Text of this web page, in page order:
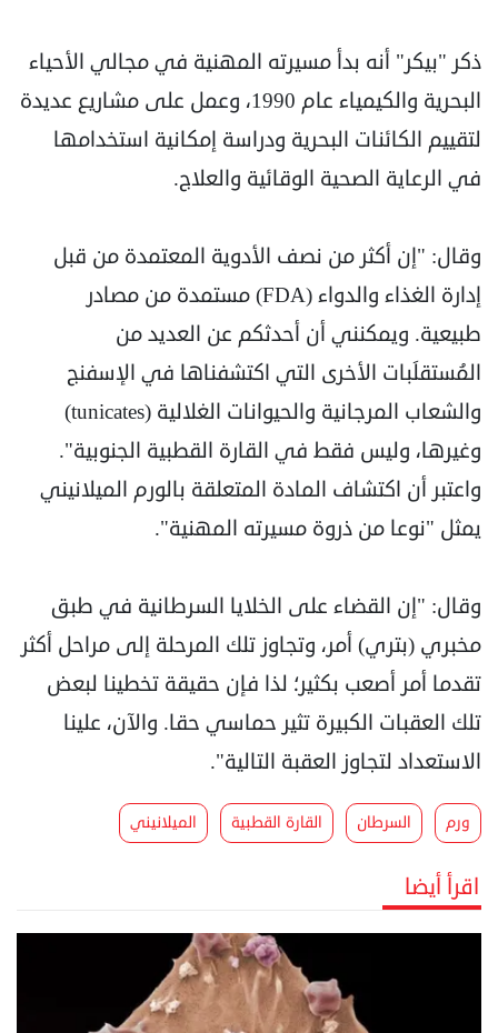
ذكر "بيكر" أنه بدأ مسيرته المهنية في مجالي الأحياء
البحرية والكيمياء عام 1990، وعمل على مشاريع عديدة
لتقييم الكائنات البحرية ودراسة إمكانية استخدامها
في الرعاية الصحية الوقائية والعلاج.
وقال: "إن أكثر من نصف الأدوية المعتمدة من قبل
إدارة الغذاء والدواء (FDA) مستمدة من مصادر
طبيعية. ويمكنني أن أحدثكم عن العديد من
المُستقلَبات الأخرى التي اكتشفناها في الإسفنج
والشعاب المرجانية والحيوانات الغلالية (tunicates)
وغيرها، وليس فقط في القارة القطبية الجنوبية".
واعتبر أن اكتشاف المادة المتعلقة بالورم الميلانيني
يمثل "نوعا من ذروة مسيرته المهنية".
وقال: "إن القضاء على الخلايا السرطانية في طبق
مخبري (بتري) أمر، وتجاوز تلك المرحلة إلى مراحل أكثر
تقدما أمر أصعب بكثير؛ لذا فإن حقيقة تخطينا لبعض
تلك العقبات الكبيرة تثير حماسي حقا. والآن، علينا
الاستعداد لتجاوز العقبة التالية".
ورم السرطان القارة القطبية الميلانيني
اقرأ أيضا